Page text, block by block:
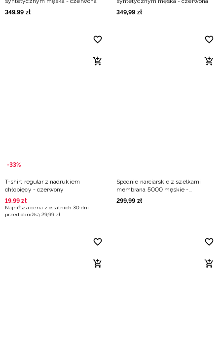
349,99 zł
349,99 zł
-33%
T-shirt regular z nadrukiem
chłopięcy - czerwony
19,99 zł
Najniższa cena z ostatnich 30 dni
przed obniżką 29,99 zł
Spodnie narciarskie z szelkami
membrana 5000 męskie -
czerwone
299,99 zł